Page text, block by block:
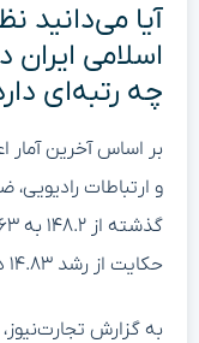
آیا
اسلامی
چه رتبه‌ای
بر اساس آخرین آمار
و ارتباطات
حکایت از رشد ۱۴.۸۳ درصدی در این حوزه دارد.
به گزارش